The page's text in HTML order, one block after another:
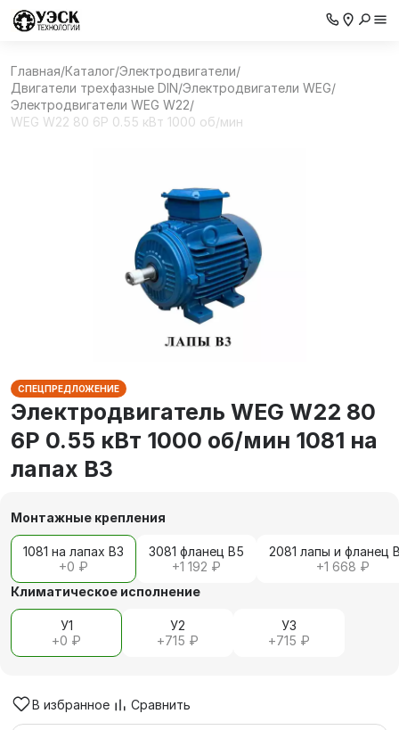
Главная/Каталог/Электродвигатели/
Двигатели трехфазные DIN/Электродвигатели WEG/
Электродвигатели WEG W22/
WEG W22 80 6P 0.55 кВт 1000 об/мин
СПЕЦПРЕДЛОЖЕНИЕ
Электродвигатель WEG W22 80
6P 0.55 кВт 1000 об/мин 1081 на
лапах В3
Монтажные крепления
1081 на лапах В3
+0 ₽
3081 фланец В5
+1 192 ₽
2081 лапы и фланец
+1 668 ₽
Климатическое исполнение
У1
+0 ₽
У2
+715 ₽
У3
+715 ₽
В избранное Сравнить